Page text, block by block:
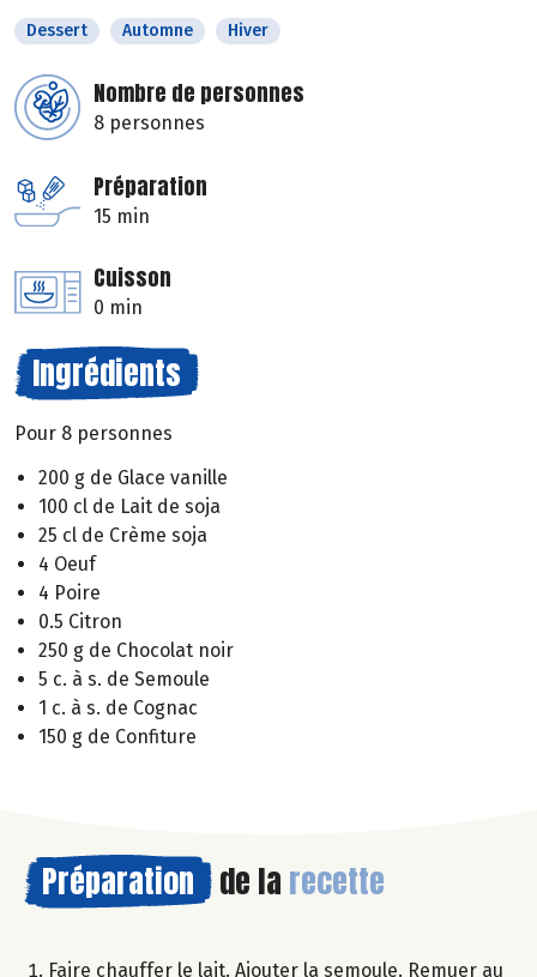
Dessert Automne Hiver
Nombre de personnes
8 personnes
Préparation
15 min
Cuisson
0 min
Ingrédients
Pour 8 personnes
200 g de Glace vanille
100 cl de Lait de soja
25 cl de Crème soja
4 Oeuf
4 Poire
0.5 Citron
250 g de Chocolat noir
5 c. à s. de Semoule
1 c. à s. de Cognac
150 g de Confiture
Préparation de la recette
Faire chauffer le lait. Ajouter la semoule. Remuer au